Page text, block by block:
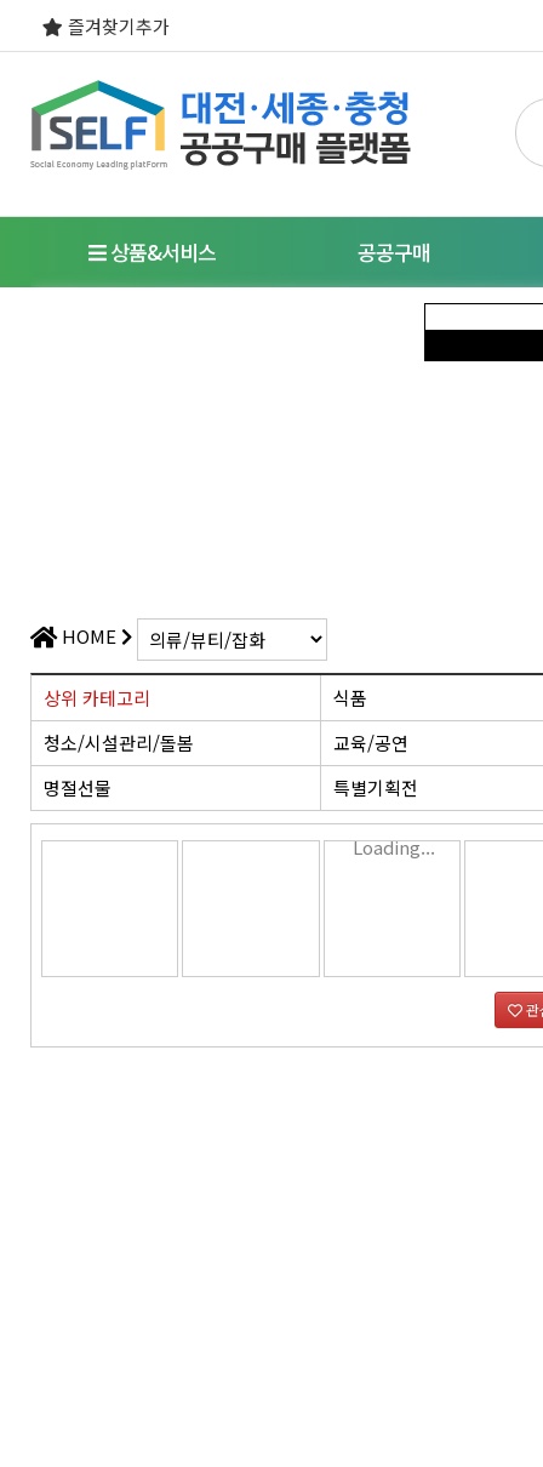
즐겨찾기추가
상품&서비스 공공구매
사회적경제기업이란?
가치플러스
HOME
상위 카테고리
식품
청소/시설관리/돌봄
교육/공연
명절선물
특별기획전
Loading...
관